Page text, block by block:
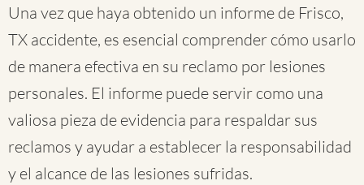
Una vez que haya obtenido un informe de Frisco,
TX accidente, es esencial comprender cómo usarlo
de manera efectiva en su reclamo por lesiones
personales. El informe puede servir como una
valiosa pieza de evidencia para respaldar sus
reclamos y ayudar a establecer la responsabilidad
y el alcance de las lesiones sufridas.